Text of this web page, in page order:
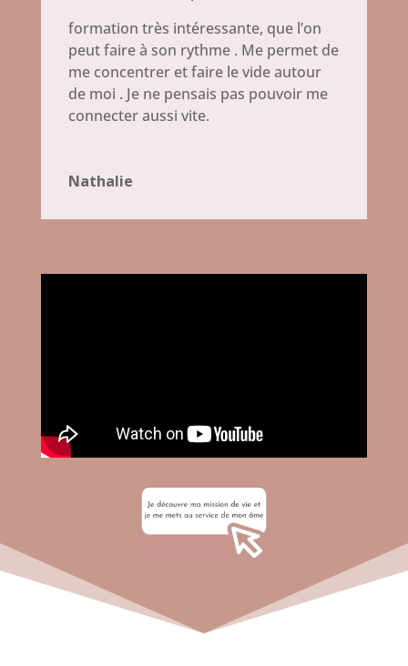
formation très intéressante, que l’on
peut faire à son rythme . Me permet de
me concentrer et faire le vide autour
de moi . Je ne pensais pas pouvoir me
connecter aussi vite.
Nathalie